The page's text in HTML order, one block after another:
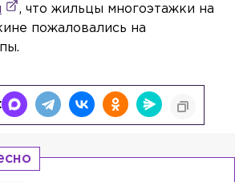
, что жильцы многоэтажки на
пожаловались на